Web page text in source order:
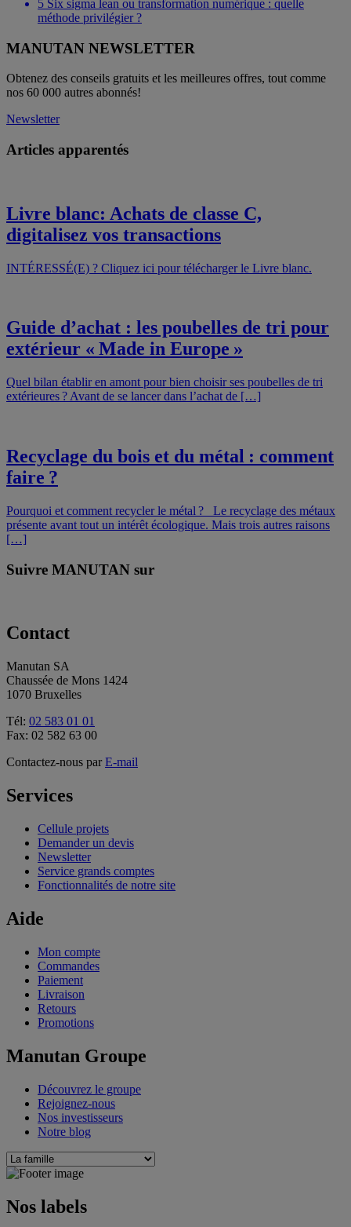
5 Six sigma lean ou transformation numérique : quelle
méthode privilégier ?
MANUTAN NEWSLETTER
Obtenez des conseils gratuits et les meilleures offres, tout comme
nos 60 000 autres abonnés!
Newsletter
Articles apparentés
Livre blanc: Achats de classe C,
digitalisez vos transactions
INTÉRESSÉ(E) ? Cliquez ici pour télécharger le Livre blanc.
Guide d’achat : les poubelles de tri pour
extérieur « Made in Europe »
Quel bilan établir en amont pour bien choisir ses poubelles de tri
extérieures ? Avant de se lancer dans l’achat de […]
Recyclage du bois et du métal : comment
faire ?
Pourquoi et comment recycler le métal ? Le recyclage des métaux
présente avant tout un intérêt écologique. Mais trois autres raisons
[…]
Suivre MANUTAN sur
Contact
Manutan SA
Chaussée de Mons 1424
1070 Bruxelles
Tél: 02 583 01 01
Fax: 02 582 63 00
Contactez-nous parE-mail
Services
Cellule projets
Demander un devis
Newsletter
Service grands comptes
Fonctionnalités de notre site
Aide
Mon compte
Commandes
Paiement
Livraison
Retours
Promotions
Manutan Groupe
Découvrez le groupe
Rejoignez-nous
Nos investisseurs
Notre blog
Nos labels